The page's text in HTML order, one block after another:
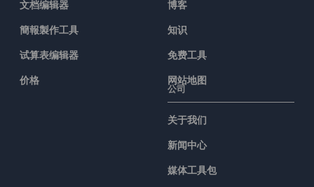
文档编辑器
簡報製作工具
试算表编辑器
价格
博客
知识
免费工具
网站地图
公司
关于我们
新闻中心
媒体工具包